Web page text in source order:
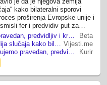
kako bilateralni sporovi
proširenja Evropske unije i
fer i predvidiv put za
članstvu.
Mucunski za Politiko: Zaslužujemo pravedan, predvidljiv i kredibilan put ka članstvu u EU
Beta
Vijesti.me
i kredibilan put ka članstvu u EU
Kurir